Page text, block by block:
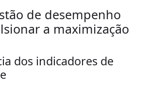
de desempenho
a maximização
dos indicadores de